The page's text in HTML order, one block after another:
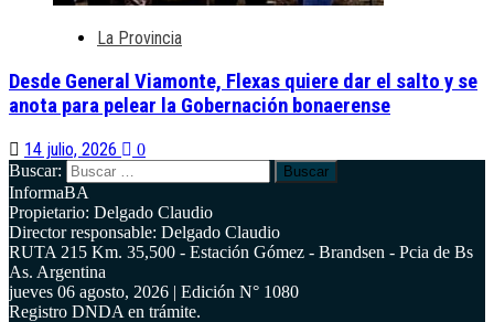
La Provincia
Desde General Viamonte, Flexas quiere dar el salto y se
anota para pelear la Gobernación bonaerense
14 julio, 2026
0
Buscar:
InformaBA
Propietario: Delgado Claudio
Director responsable: Delgado Claudio
RUTA 215 Km. 35,500 - Estación Gómez - Brandsen - Pcia de Bs
As. Argentina
jueves 06 agosto, 2026 | Edición N° 1080
Registro DNDA en trámite.